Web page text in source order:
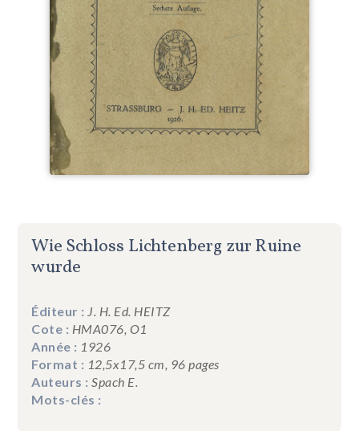
Wie Schloss Lichtenberg zur Ruine
wurde
Éditeur : J. H. Ed. HEITZ
Cote : HMA076, O1
Année : 1926
Format : 12,5x17,5 cm, 96 pages
Auteurs : Spach E.
Mots-clés :